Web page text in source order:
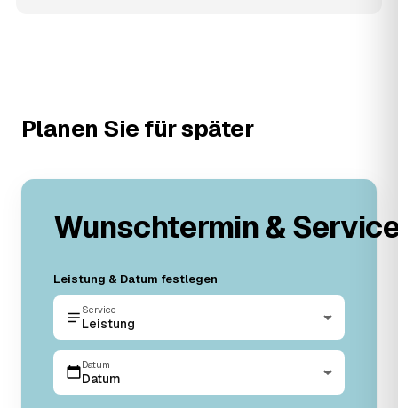
Planen Sie für später
Wunschtermin &
Leistung & Datum festlegen
Service
Leistung
Datum
Datum